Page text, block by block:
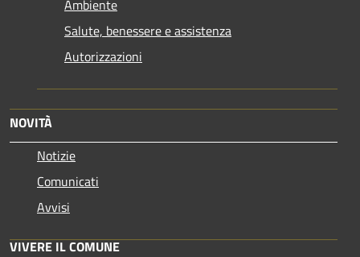
Ambiente
Salute, benessere e assistenza
Autorizzazioni
NOVITÀ
Notizie
Comunicati
Avvisi
VIVERE IL COMUNE